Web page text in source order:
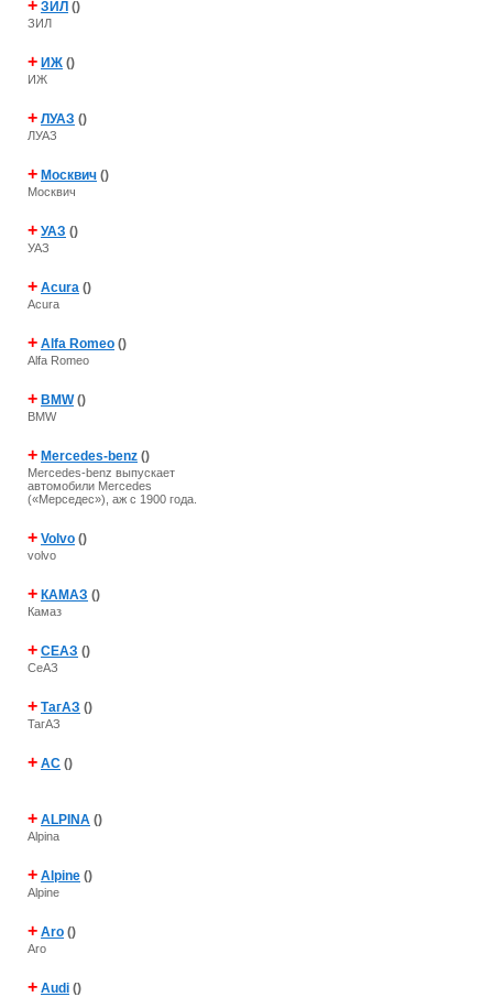
+ ЗИЛ ()
ЗИЛ
+ ИЖ ()
ИЖ
+ ЛУАЗ ()
ЛУАЗ
+ Москвич ()
Москвич
+ УАЗ ()
УАЗ
+ Acura ()
Acura
+ Alfa Romeo ()
Alfa Romeo
+ BMW()
BMW
+ Mercedes-benz ()
Mercedes-benz выпускает
автомобили Mercedes
(«Мерседес»), аж с 1900 года.
+ Volvo ()
volvo
+ КАМАЗ ()
Камаз
+ СЕАЗ ()
СеАЗ
+ ТагАЗ ()
ТагАЗ
+ AC ()
+ ALPINA ()
Alpina
+ Alpine ()
Alpine
+ Aro ()
Aro
+ Audi ()